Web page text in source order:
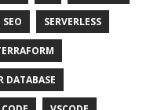
SEO SERVERLESS
DATABASE